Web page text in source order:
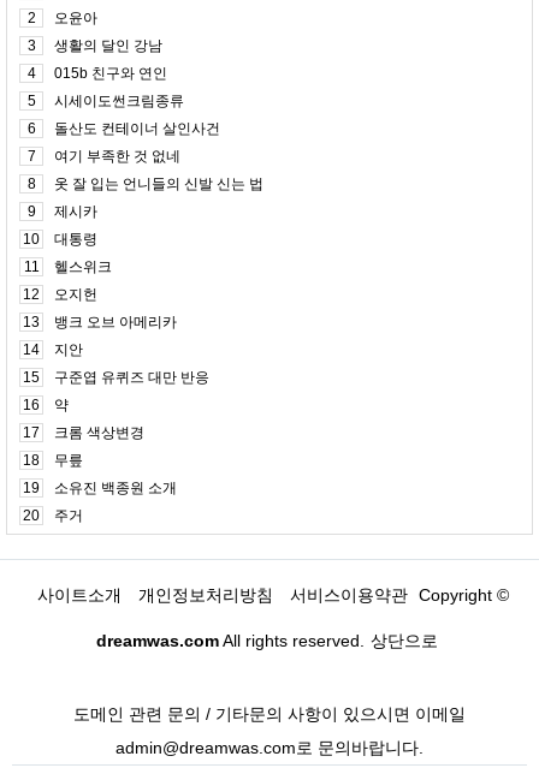
2
오윤아
3
생활의 달인 강남
4
015b 친구와 연인
5
시세이도썬크림종류
6
돌산도 컨테이너 살인사건
7
여기 부족한 것 없네
8
옷 잘 입는 언니들의 신발 신는 법
9
제시카
10
대통령
11
헬스위크
12
오지헌
13
뱅크 오브 아메리카
14
지안
15
구준엽 유퀴즈 대만 반응
16
약
17
크롬 색상변경
18
무릎
19
소유진 백종원 소개
20
주거
사이트소개 개인정보처리방침 서비스이용약관 Copyright ©
dreamwas.comAll rights reserved. 상단으로
도메인 관련 문의 / 기타문의 사항이 있으시면 이메일
admin@dreamwas.com로 문의바랍니다.